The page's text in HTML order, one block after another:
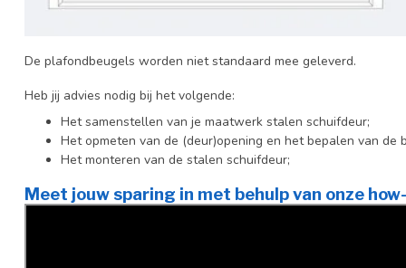
De plafondbeugels worden niet standaard mee geleverd.
Heb jij advies nodig bij het volgende:
Het samenstellen van je maatwerk stalen schuifdeur;
Het opmeten van de (deur)opening en het bepalen van de
Het monteren van de stalen schuifdeur;
Meet jouw sparing in met behulp van onze